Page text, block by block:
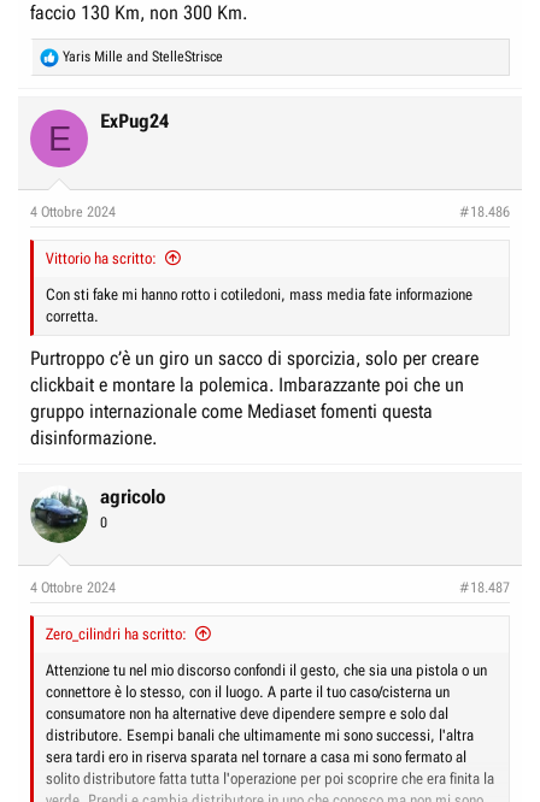
faccio 130 Km, non 300 Km.
R
e
t
s
Yaris Mille and StelleStrisce
E ExPug24
4 Ottobre 2024 #18.486
Vittorio ha scritto:
Con sti fake mi hanno rotto i cotiledoni, mass media fate informazione
corretta.
Purtroppo c’è un giro un sacco di sporcizia, solo per creare
clickbait e montare la polemica. Imbarazzante poi che un
gruppo internazionale come Mediaset fomenti questa
disinformazione.
agricolo
0
4 Ottobre 2024 #18.487
Zero_cilindri ha scritto:
Attenzione tu nel mio discorso confondi il gesto, che sia una pistola o un
connettore è lo stesso, con il luogo. A parte il tuo caso/cisterna un
consumatore non ha alternative deve dipendere sempre e solo dal
distributore. Esempi banali che ultimamente mi sono successi, l'altra
sera tardi ero in riserva sparata nel tornare a casa mi sono fermato al
solito distributore fatta tutta l'operazione per poi scoprire che era finita la